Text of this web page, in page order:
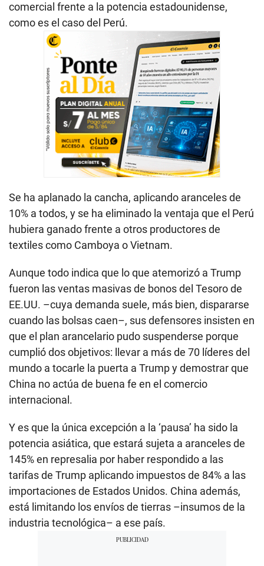
comercial frente a la potencia estadounidense,
como es el caso del Perú.
Se ha aplanado la cancha, aplicando aranceles de
10% a todos, y se ha eliminado la ventaja que el Perú
hubiera ganado frente a otros productores de
textiles como Camboya o Vietnam.
Aunque todo indica que lo que atemorizó a Trump
fueron las ventas masivas de bonos del Tesoro de
EE.UU. –cuya demanda suele, más bien, dispararse
cuando las bolsas caen–, sus defensores insisten en
que el plan arancelario pudo suspenderse porque
cumplió dos objetivos: llevar a más de 70 líderes del
mundo a tocarle la puerta a Trump y demostrar que
China no actúa de buena fe en el comercio
internacional.
Y es que la única excepción a la ‘pausa’ ha sido la
potencia asiática, que estará sujeta a aranceles de
145% en represalia por haber respondido a las
tarifas de Trump aplicando impuestos de 84% a las
importaciones de Estados Unidos. China además,
está limitando los envíos de tierras –insumos de la
industria tecnológica– a ese país.